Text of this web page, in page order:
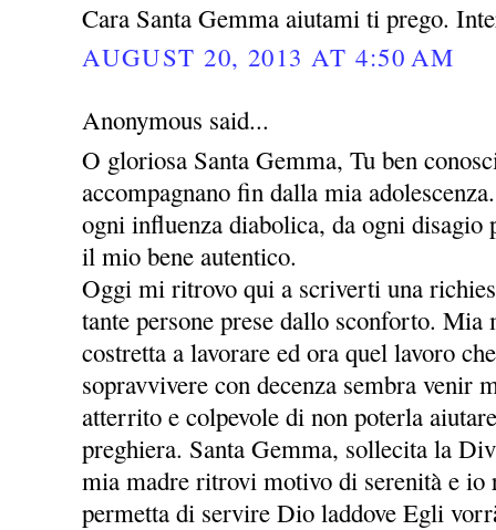
Cara Santa Gemma aiutami ti prego.
AUGUST 20, 2013 AT 4:50 AM
Anonymous said...
O gloriosa Santa Gemma, Tu ben
accompagnano fin dalla mia
ogni influenza diabolica, da ogni disagio
il mio bene autentico.
Oggi mi ritrovo qui a scriverti una
tante persone prese dallo sconforto. Mia
costretta a lavorare ed ora quel lavoro
sopravvivere con decenza sembra venir
atterrito e colpevole di non poterla
preghiera. Santa Gemma, sollecita la
mia madre ritrovi motivo di serenità e
permetta di servire Dio laddove Egli